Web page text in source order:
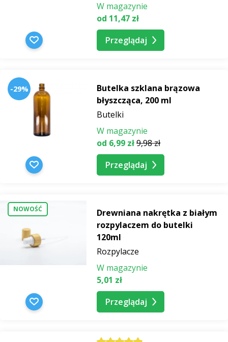
W magazynie
od 11,47 zł
Przeglądaj
-29%
Butelka szklana brązowa
błyszcząca, 200 ml
Butelki
W magazynie
od 6,99 zł9,98 zł
Przeglądaj
NOWOŚĆ
Drewniana nakrętka z białym
rozpylaczem do butelki
120ml
Rozpylacze
W magazynie
5,01 zł
Przeglądaj